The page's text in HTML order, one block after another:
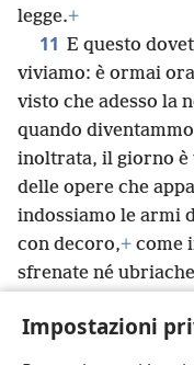
Impostazioni
legge.+
11 E questo
viviamo: è ormai
visto che adesso la
quando
inoltrata, il giorno è
delle opere che
indossiamo le armi
con decoro,+ come
sfrenate né
gelosie.+ 14
Cristo
e non